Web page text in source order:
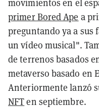
movimientos en el
primer Bored Ape a
preguntando ya a sus
un vídeo musical".
de terrenos basados
metaverso basado en
Anteriormente lanzó
NFTen septiembre.